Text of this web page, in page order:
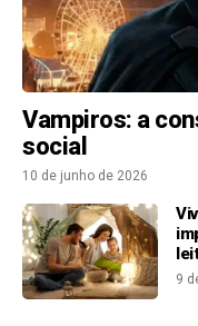
Vampiros: a
social
10 de junho de 2026
9